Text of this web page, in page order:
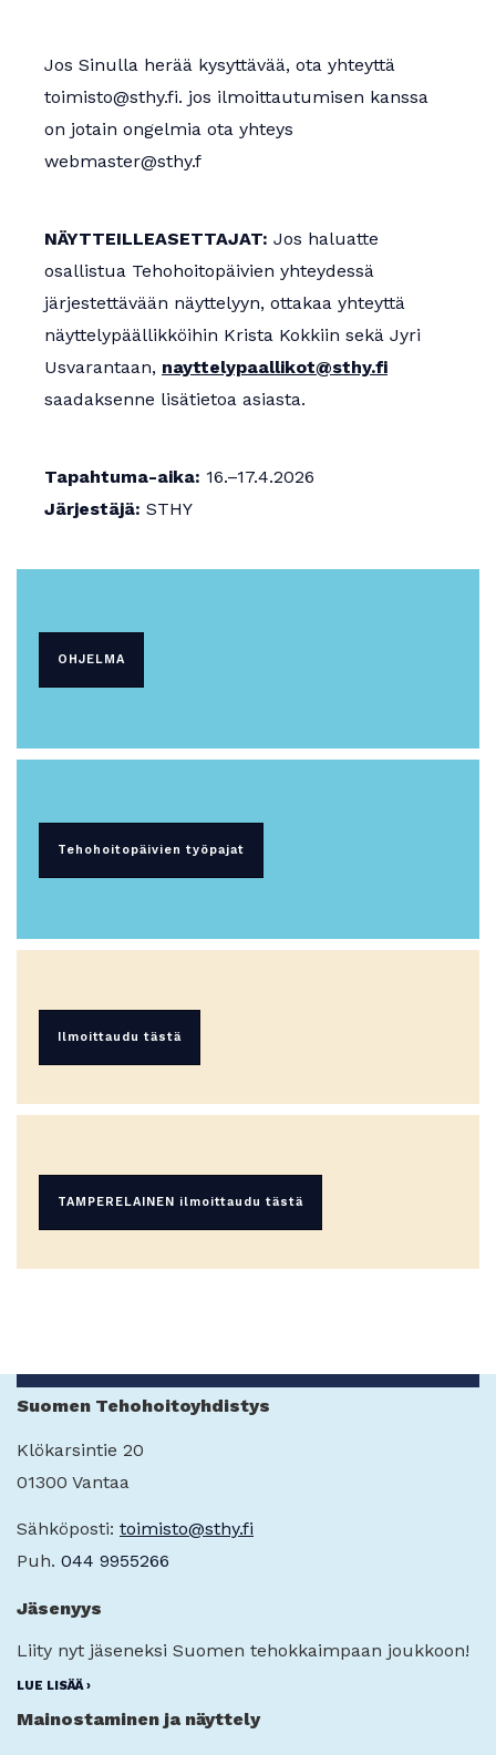
Jos Sinulla herää kysyttävää, ota yhteyttä
toimisto@sthy.fi. jos ilmoittautumisen kanssa
on jotain ongelmia ota yhteys
webmaster@sthy.f
NÄYTTEILLEASETTAJAT: Jos haluatte
osallistua Tehohoitopäivien yhteydessä
järjestettävään näyttelyyn, ottakaa yhteyttä
näyttelypäällikköihin Krista Kokkiin sekä Jyri
Usvarantaan, nayttelypaallikot@sthy.fi
saadaksenne lisätietoa asiasta.
Tapahtuma-aika: 16.–17.4.2026
Järjestäjä: STHY
OHJELMA
Tehohoitopäivien työpajat
Ilmoittaudu tästä
TAMPERELAINEN ilmoittaudu tästä
Suomen Tehohoitoyhdistys
Klökarsintie 20
01300 Vantaa
Sähköposti: toimisto@sthy.fi
Puh. 044 9955266
Jäsenyys
Liity nyt jäseneksi Suomen tehokkaimpaan joukkoon!
LUE LISÄÄ ›
Mainostaminen ja näyttely